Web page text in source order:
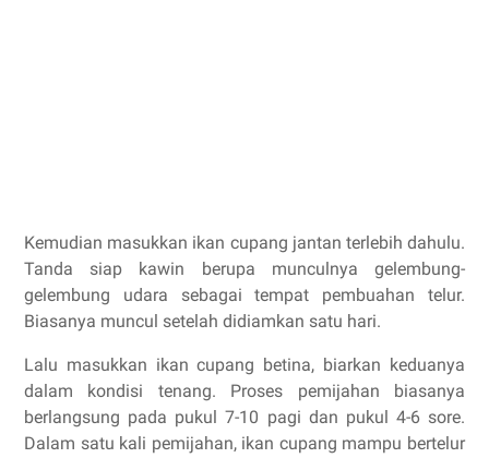
Kemudian masukkan ikan cupang jantan terlebih dahulu.
Tanda siap kawin berupa munculnya gelembung-
gelembung udara sebagai tempat pembuahan telur.
Biasanya muncul setelah didiamkan satu hari.
Lalu masukkan ikan cupang betina, biarkan keduanya
dalam kondisi tenang. Proses pemijahan biasanya
berlangsung pada pukul 7-10 pagi dan pukul 4-6 sore.
Dalam satu kali pemijahan, ikan cupang mampu bertelur